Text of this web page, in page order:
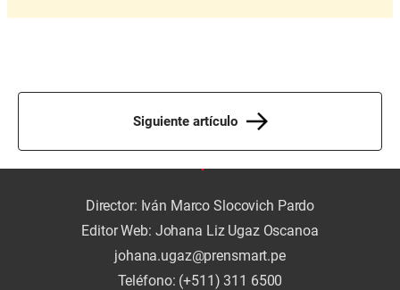
Siguiente artículo
Director: Iván Marco Slocovich Pardo
Editor Web: Johana Liz Ugaz Oscanoa
johana.ugaz@prensmart.pe
Teléfono: (+511) 311 6500